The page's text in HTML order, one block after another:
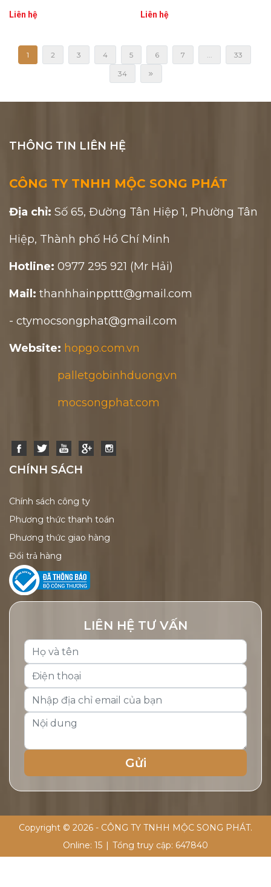
Liên hệ Liên hệ
1 2 3 4 5 6 7 ... 33
34
THÔNG TIN LIÊN HỆ
CÔNG TY TNHH MỘC SONG PHÁT
Địa chỉ: Số 65, Đường Tân Hiệp 1, Phường Tân
Hiệp, Thành phố Hồ Chí Minh
Hotline: 0977 295 921 (Mr Hải)
Mail: thanhhainppttt@gmail.com
- ctymocsongphat@gmail.com
Website: hopgo.com.vn
palletgobinhduong.vn
mocsongphat.com
CHÍNH SÁCH
Chính sách công ty
Phương thức thanh toán
Phương thức giao hàng
Đổi trả hàng
LIÊN HỆ TƯ VẤN
Copyright © 2026 - CÔNG TY TNHH MỘC SONG PHÁT.
Online: 15 Tổng truy cập: 647840